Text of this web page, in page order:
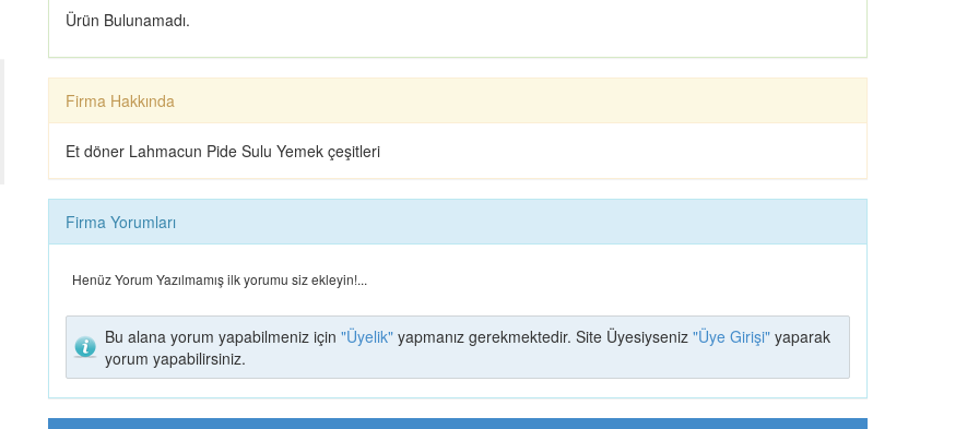
Ürün Bulunamadı.
Firma Hakkında
Et döner Lahmacun Pide Sulu Yemek çeşitleri
Firma Yorumları
Henüz Yorum Yazılmamış ilk yorumu siz ekleyin!...
Bu alana yorum yapabilmeniz için "Üyelik" yapmanız gerekmektedir. Site Üyesiyseniz "Üye Girişi" yaparak
yorum yapabilirsiniz.